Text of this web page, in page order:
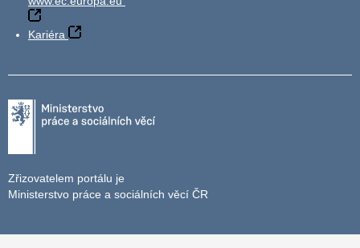
Kariéra
Zřizovatelem portálu je
Ministerstvo práce a sociálních věcí ČR